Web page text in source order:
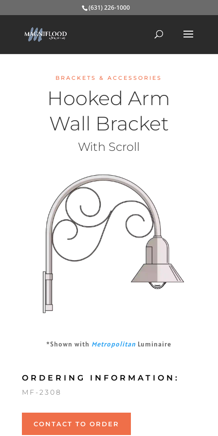
(631) 226-1000
BRACKETS & ACCESSORIES
Hooked Arm
Wall Bracket
With Scroll
*Shown with Metropolitan Luminaire
ORDERING INFORMATION:
MF-2308
CONTACT TO ORDER